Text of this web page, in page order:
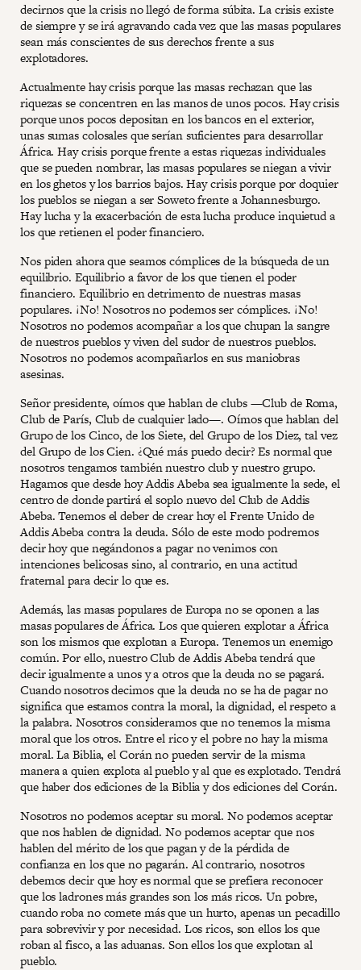
decirnos que la crisis no llegó de forma súbita. La crisis existe
de siempre y se irá agravando cada vez que las masas populares
sean más conscientes de sus derechos frente a sus
explotadores.
Actualmente hay crisis porque las masas rechazan que las
riquezas se concentren en las manos de unos pocos. Hay crisis
porque unos pocos depositan en los bancos en el exterior,
unas sumas colosales que serían suficientes para desarrollar
África. Hay crisis porque frente a estas riquezas individuales
que se pueden nombrar, las masas populares se niegan a vivir
en los ghetos y los barrios bajos. Hay crisis porque por doquier
los pueblos se niegan a ser Soweto frente a Johannesburgo.
Hay lucha y la exacerbación de esta lucha produce inquietud a
los que retienen el poder financiero.
Nos piden ahora que seamos cómplices de la búsqueda de un
equilibrio. Equilibrio a favor de los que tienen el poder
financiero. Equilibrio en detrimento de nuestras masas
populares. ¡No! Nosotros no podemos ser cómplices. ¡No!
Nosotros no podemos acompañar a los que chupan la sangre
de nuestros pueblos y viven del sudor de nuestros pueblos.
Nosotros no podemos acompañarlos en sus maniobras
asesinas.
Señor presidente, oímos que hablan de clubs —Club de Roma,
Club de París, Club de cualquier lado—. Oímos que hablan del
Grupo de los Cinco, de los Siete, del Grupo de los Diez, tal vez
del Grupo de los Cien. ¿Qué más puedo decir? Es normal que
nosotros tengamos también nuestro club y nuestro grupo.
Hagamos que desde hoy Addis Abeba sea igualmente la sede, el
centro de donde partirá el soplo nuevo del Club de Addis
Abeba. Tenemos el deber de crear hoy el Frente Unido de
Addis Abeba contra la deuda. Sólo de este modo podremos
decir hoy que negándonos a pagar no venimos con
intenciones belicosas sino, al contrario, en una actitud
fraternal para decir lo que es.
Además, las masas populares de Europa no se oponen a las
masas populares de África. Los que quieren explotar a África
son los mismos que explotan a Europa. Tenemos un enemigo
común. Por ello, nuestro Club de Addis Abeba tendrá que
decir igualmente a unos y a otros que la deuda no se pagará.
Cuando nosotros decimos que la deuda no se ha de pagar no
significa que estamos contra la moral, la dignidad, el respeto a
la palabra. Nosotros consideramos que no tenemos la misma
moral que los otros. Entre el rico y el pobre no hay la misma
moral. La Biblia, el Corán no pueden servir de la misma
manera a quien explota al pueblo y al que es explotado. Tendrá
que haber dos ediciones de la Biblia y dos ediciones del Corán.
Nosotros no podemos aceptar su moral. No podemos aceptar
que nos hablen de dignidad. No podemos aceptar que nos
hablen del mérito de los que pagan y de la pérdida de
confianza en los que no pagarán. Al contrario, nosotros
debemos decir que hoy es normal que se prefiera reconocer
que los ladrones más grandes son los más ricos. Un pobre,
cuando roba no comete más que un hurto, apenas un pecadillo
para sobrevivir y por necesidad. Los ricos, son ellos los que
roban al fisco, a las aduanas. Son ellos los que explotan al
pueblo.